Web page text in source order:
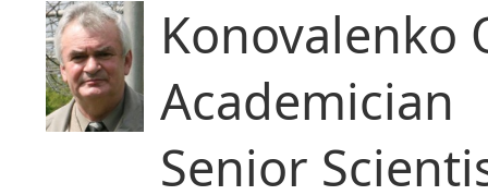
Konovalenko
Academician
Senior